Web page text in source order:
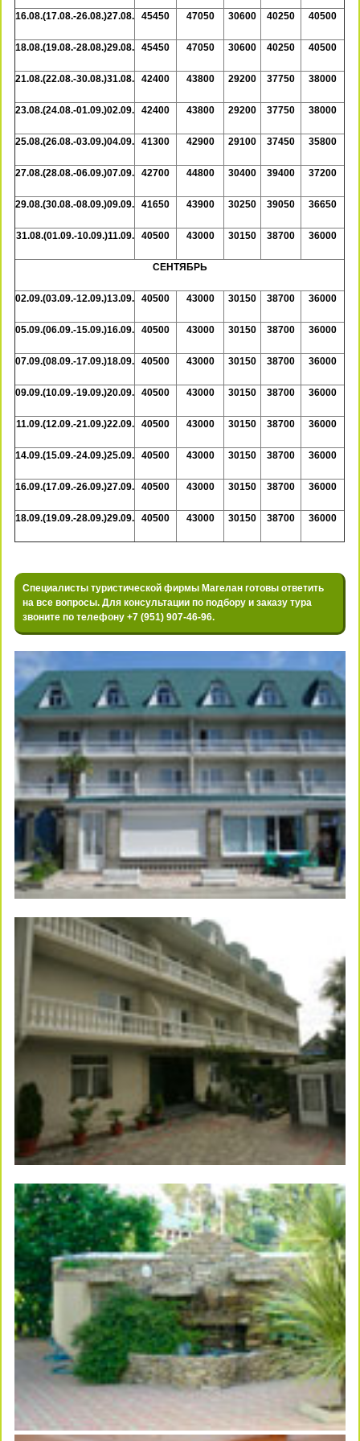
16.08.(17.08.-26.08.)27.08. 45450 47050 30600 40250 40500
18.08.(19.08.-28.08.)29.08. 45450 47050 30600 40250 40500
21.08.(22.08.-30.08.)31.08. 42400 43800 29200 37750 38000
23.08.(24.08.-01.09.)02.09. 42400 43800 29200 37750 38000
25.08.(26.08.-03.09.)04.09. 41300 42900 29100 37450 35800
27.08.(28.08.-06.09.)07.09. 42700 44800 30400 39400 37200
29.08.(30.08.-08.09.)09.09. 41650 43900 30250 39050 36650
31.08.(01.09.-10.09.)11.09. 40500 43000 30150 38700 36000
СЕНТЯБРЬ
02.09.(03.09.-12.09.)13.09. 40500 43000 30150 38700 36000
05.09.(06.09.-15.09.)16.09. 40500 43000 30150 38700 36000
07.09.(08.09.-17.09.)18.09. 40500 43000 30150 38700 36000
09.09.(10.09.-19.09.)20.09. 40500 43000 30150 38700 36000
11.09.(12.09.-21.09.)22.09. 40500 43000 30150 38700 36000
14.09.(15.09.-24.09.)25.09. 40500 43000 30150 38700 36000
16.09.(17.09.-26.09.)27.09. 40500 43000 30150 38700 36000
18.09.(19.09.-28.09.)29.09. 40500 43000 30150 38700 36000
Специалисты туристической фирмы Магелан готовы ответить
на все вопросы. Для консультации по подбору и заказу тура
звоните по телефону +7 (951) 907-46-96.